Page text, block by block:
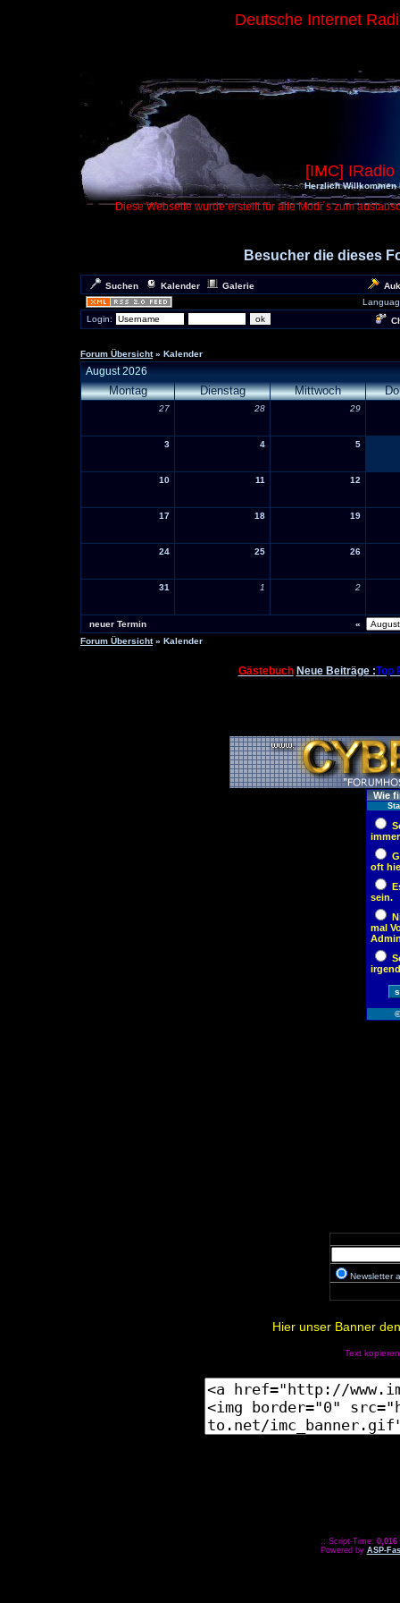
Deutsche Internet
[IMC]
Herzlich Willkommen
Diese Webseite wurde erstellt für alle Modi´s zum
Besucher die dieses
Suchen Kalender Galerie
Login:
Forum Übersicht» Kalender
August 2026
Montag Dienstag Mittwoch
27 28 29
3 4 5
10 11 12
17 18 19
24 25 26
31 1 2
neuer Termin
«
Forum Übersicht» Kalender
Gästebuch Neue Beiträge :Top
Newsletter
Hier unser Banner
Text
.: Script-Time: 0,016
Powered by ASP-